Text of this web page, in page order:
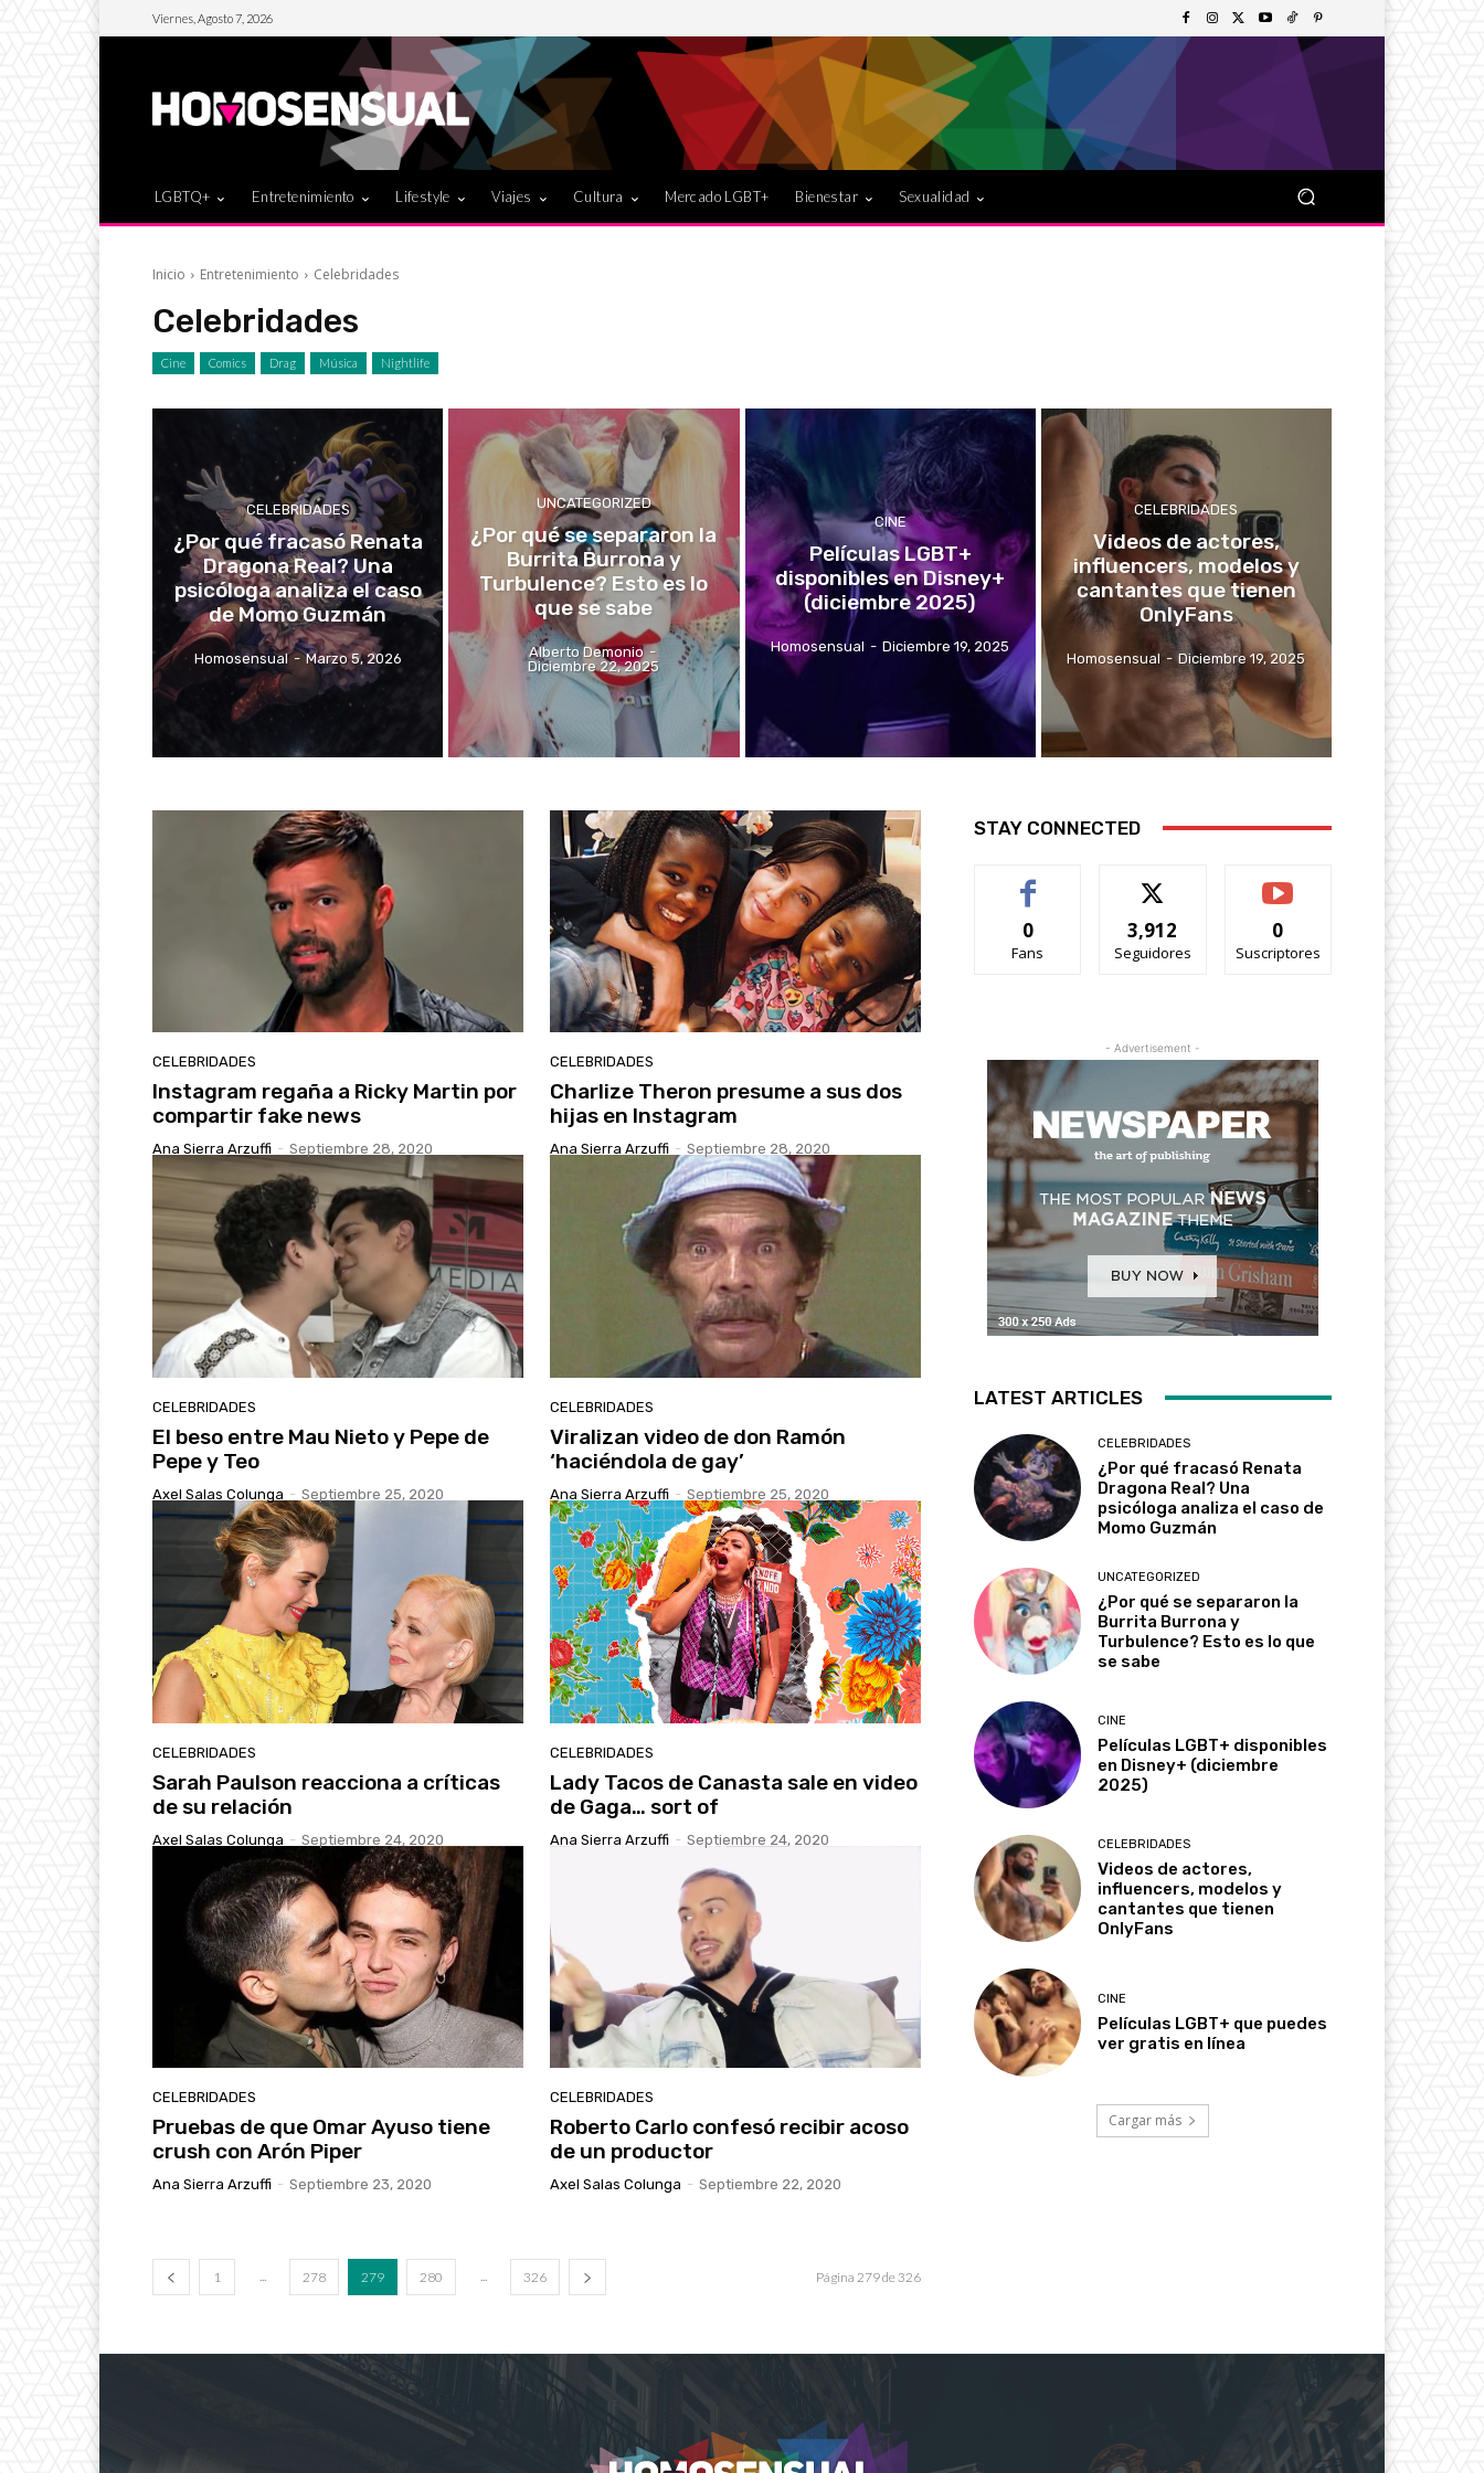
Viernes, Agosto 7, 2026
LGBTQ+ Entretenimiento Lifestyle Viajes Cultura Mercado LGBT+ Bienestar Sexualidad
Inicio Entretenimiento Celebridades
Celebridades
Cine Comics Drag Música Nightlife
CELEBRIDADES
¿Por qué fracasó Renata
Dragona Real? Una
psicóloga analiza el caso
de Momo Guzmán
Homosensual - Marzo 5, 2026
UNCATEGORIZED
¿Por qué se separaron la
Burrita Burrona y
Turbulence? Esto es lo
que se sabe
Alberto Demonio -
Diciembre 22, 2025
CINE
Películas LGBT+
disponibles en Disney+
(diciembre 2025)
Homosensual - Diciembre 19, 2025
CELEBRIDADES
Videos de actores,
influencers, modelos y
cantantes que tienen
OnlyFans
Homosensual - Diciembre 19, 2025
CELEBRIDADES
Instagram regaña a Ricky Martin por
compartir fake news
Ana Sierra Arzuffi - Septiembre 28, 2020
CELEBRIDADES
Charlize Theron presume a sus dos
hijas en Instagram
Ana Sierra Arzuffi - Septiembre 28, 2020
CELEBRIDADES
El beso entre Mau Nieto y Pepe de
Pepe y Teo
Axel Salas Colunga - Septiembre 25, 2020
CELEBRIDADES
Viralizan video de don Ramón
‘haciéndola de gay’
Ana Sierra Arzuffi - Septiembre 25, 2020
CELEBRIDADES
Sarah Paulson reacciona a críticas
de su relación
Axel Salas Colunga - Septiembre 24, 2020
CELEBRIDADES
Lady Tacos de Canasta sale en video
de Gaga… sort of
Ana Sierra Arzuffi - Septiembre 24, 2020
CELEBRIDADES
Pruebas de que Omar Ayuso tiene
crush con Arón Piper
Ana Sierra Arzuffi - Septiembre 23, 2020
CELEBRIDADES
Roberto Carlo confesó recibir acoso
de un productor
Axel Salas Colunga - Septiembre 22, 2020
1 ... 278 279 280 ... 326 Página 279 de 326
STAY CONNECTED
0
Fans
3,912
Seguidores
0
Suscriptores
- Advertisement -
LATEST ARTICLES
CELEBRIDADES
¿Por qué fracasó Renata
Dragona Real? Una
psicóloga analiza el caso de
Momo Guzmán
UNCATEGORIZED
¿Por qué se separaron la
Burrita Burrona y
Turbulence? Esto es lo que
se sabe
CINE
Películas LGBT+ disponibles
en Disney+ (diciembre
2025)
CELEBRIDADES
Videos de actores,
influencers, modelos y
cantantes que tienen
OnlyFans
CINE
Películas LGBT+ que puedes
ver gratis en línea
Cargar más